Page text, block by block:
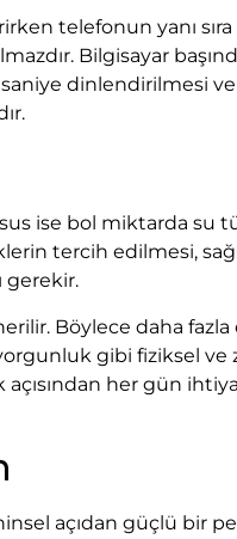
telefonun yanı
Bilgisayar
dinlendirilmesi
ise bol miktarda su
tercih edilmesi,
gerekir.
Böylece daha fazla
gibi fiziksel
her gün
açıdan güçlü bir